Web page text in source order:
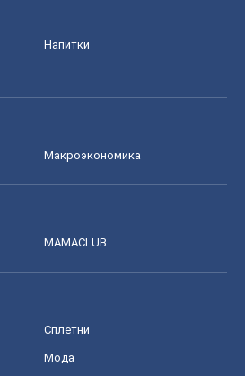
Напитки
Mакроэкономика
MAMACLUB
Сплетни
Мода